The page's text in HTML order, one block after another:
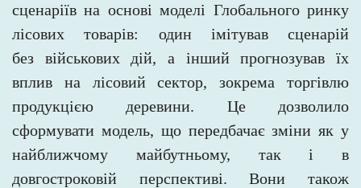
сценаріїв на основі моделі Глобального ринку
лісових товарів: один імітував сценарій
без
військових дій, а інший прогнозував їх
вплив на лісовий сектор, зокрема торгівлю
продукцією деревини. Це дозволило
сформувати модель, що передбачає зміни як у
найближчому майбутньому, так і в
довгостроковій перспективі. Вони також